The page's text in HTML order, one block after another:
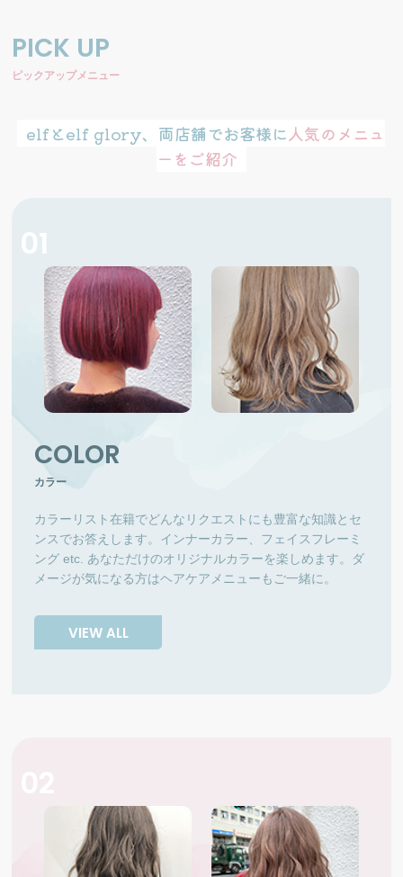
PICK UP
ピックアップメニュー
elfとelf glory、両店舗でお客様に人気のメニュ
ーをご紹介
01
COLOR
カラー
カラーリスト在籍でどんなリクエストにも豊富な知識とセ
ンスでお答えします。インナーカラー、フェイスフレーミ
ング etc. あなただけのオリジナルカラーを楽しめます。ダ
メージが気になる方はヘアケアメニューもご一緒に。
VIEW ALL